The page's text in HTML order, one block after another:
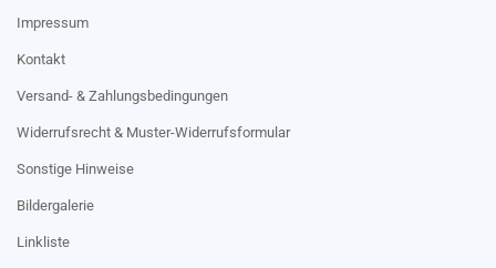
Impressum
Kontakt
Versand- & Zahlungsbedingungen
Widerrufsrecht & Muster-Widerrufsformular
Sonstige Hinweise
Bildergalerie
Linkliste